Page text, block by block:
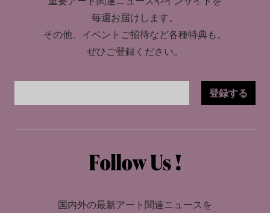
毎週お届けします。
その他、イベントご招待など各種特典も。
ぜひご登録ください。
登録する
国内外の最新アート関連ニュースを